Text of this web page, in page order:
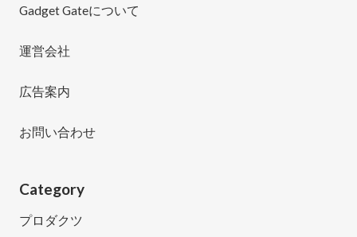
Gadget Gateについて
運営会社
広告案内
お問い合わせ
Category
プロダクツ